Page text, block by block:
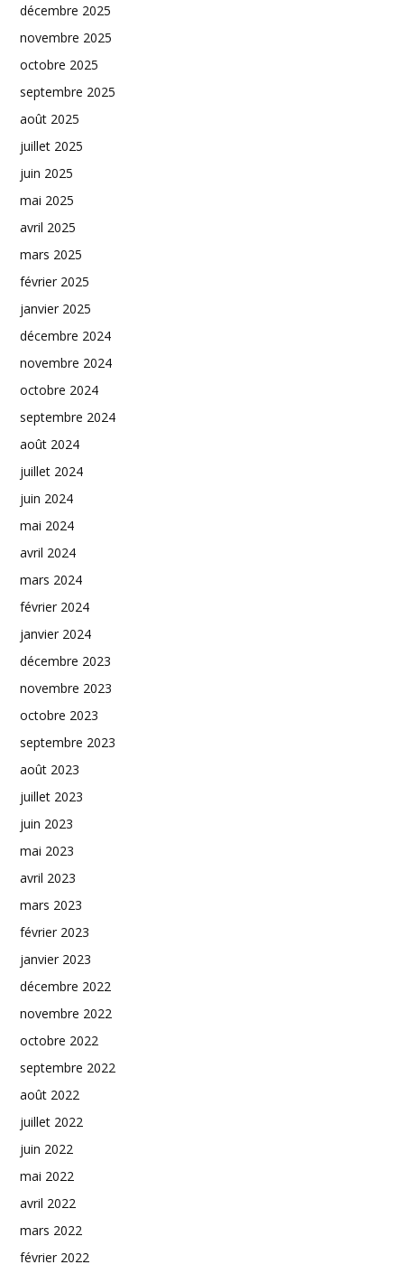
décembre 2025
novembre 2025
octobre 2025
septembre 2025
août 2025
juillet 2025
juin 2025
mai 2025
avril 2025
mars 2025
février 2025
janvier 2025
décembre 2024
novembre 2024
octobre 2024
septembre 2024
août 2024
juillet 2024
juin 2024
mai 2024
avril 2024
mars 2024
février 2024
janvier 2024
décembre 2023
novembre 2023
octobre 2023
septembre 2023
août 2023
juillet 2023
juin 2023
mai 2023
avril 2023
mars 2023
février 2023
janvier 2023
décembre 2022
novembre 2022
octobre 2022
septembre 2022
août 2022
juillet 2022
juin 2022
mai 2022
avril 2022
mars 2022
février 2022